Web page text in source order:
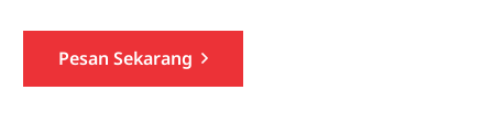
Pesan Sekarang